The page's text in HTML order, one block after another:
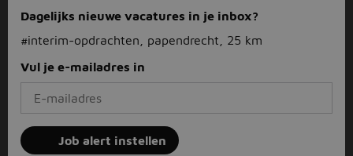
Dagelijks nieuwe vacatures in je inbox?
#interim-opdrachten, papendrecht, 25 km
Vul je e-mailadres in
Job alert instellen